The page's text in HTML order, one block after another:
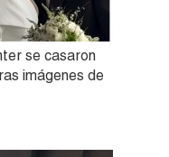
se casaron
imágenes de